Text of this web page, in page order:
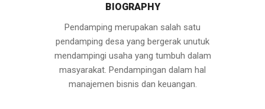
BIOGRAPHY
Pendamping merupakan salah satu
pendamping desa yang bergerak unutuk
mendampingi usaha yang tumbuh dalam
masyarakat. Pendampingan dalam hal
manajemen bisnis dan keuangan.